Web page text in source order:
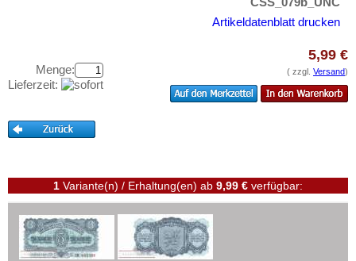
Weissrussland
Zypern
Aufbewahrung
Informationen
Preislisten
Ankauf
Artikeldatenblatt drucken
Menge:
Lieferzeit:
5,99 €
( zzgl. Versand)
1 Variante(n) / Erhaltung(en) ab 9,99 € verfügbar: